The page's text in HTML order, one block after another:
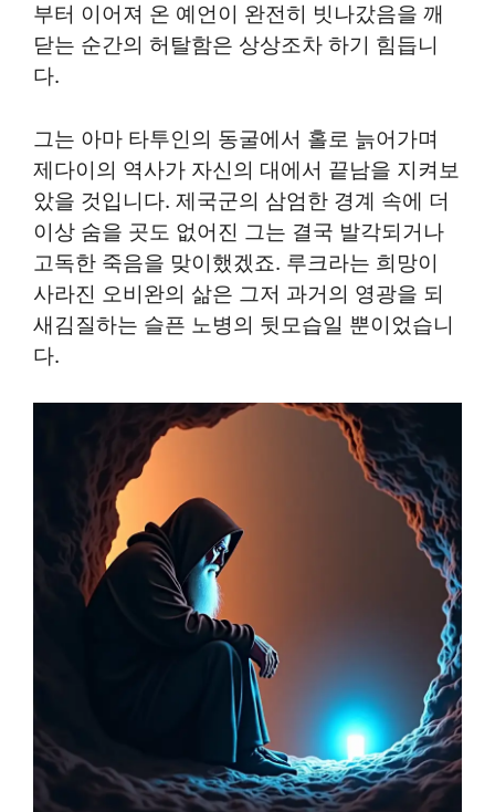
부터 이어져 온 예언이 완전히 빗나갔음을 깨
닫는 순간의 허탈함은 상상조차 하기 힘듭니
다.
그는 아마 타투인의 동굴에서 홀로 늙어가며
제다이의 역사가 자신의 대에서 끝남을 지켜보
았을 것입니다. 제국군의 삼엄한 경계 속에 더
이상 숨을 곳도 없어진 그는 결국 발각되거나
고독한 죽음을 맞이했겠죠. 루크라는 희망이
사라진 오비완의 삶은 그저 과거의 영광을 되
새김질하는 슬픈 노병의 뒷모습일 뿐이었습니
다.